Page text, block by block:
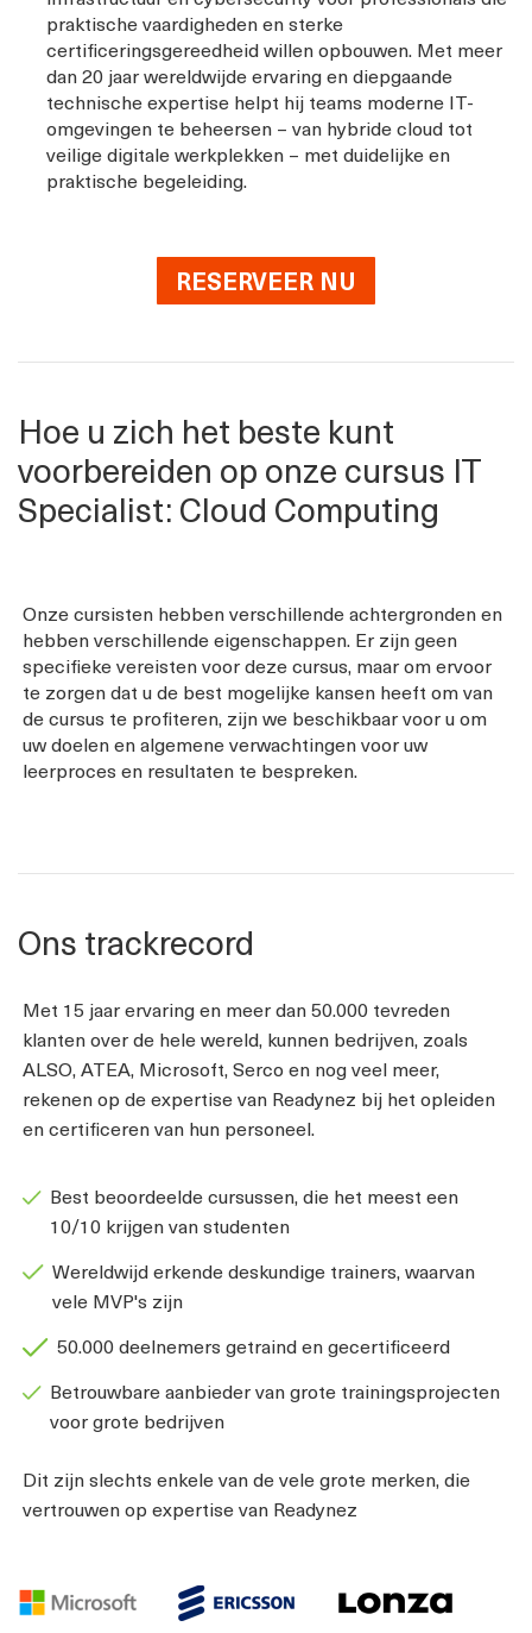
praktische vaardigheden en sterke
certificeringsgereedheid willen opbouwen. Met meer
dan 20 jaar wereldwijde ervaring en diepgaande
technische expertise helpt hij teams moderne IT-
omgevingen te beheersen – van hybride cloud tot
veilige digitale werkplekken – met duidelijke en
praktische begeleiding.
RESERVEER NU
Hoe u zich het beste kunt
voorbereiden op onze cursus IT
Specialist: Cloud Computing
Onze cursisten hebben verschillende achtergronden en
hebben verschillende eigenschappen. Er zijn geen
specifieke vereisten voor deze cursus, maar om ervoor
te zorgen dat u de best mogelijke kansen heeft om van
de cursus te profiteren, zijn we beschikbaar voor u om
uw doelen en algemene verwachtingen voor uw
leerproces en resultaten te bespreken.
Ons trackrecord
Met 15 jaar ervaring en meer dan 50.000 tevreden
klanten over de hele wereld, kunnen bedrijven, zoals
ALSO, ATEA, Microsoft, Serco en nog veel meer,
rekenen op de expertise van Readynez bij het opleiden
en certificeren van hun personeel.
Best beoordeelde cursussen, die het meest een
10/10 krijgen van studenten
Wereldwijd erkende deskundige trainers, waarvan
vele MVP's zijn
50.000 deelnemers getraind en gecertificeerd
Betrouwbare aanbieder van grote trainingsprojecten
voor grote bedrijven
Dit zijn slechts enkele van de vele grote merken, die
vertrouwen op expertise van Readynez